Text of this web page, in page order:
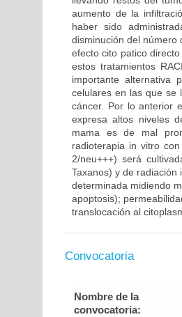
aumento de la
haber sido
disminución del número
efecto cito patico
estos tratamientos
importante alternativa
celulares en las que se
cáncer. Por lo anterior
expresa altos niveles
mama es de mal
radioterapia in vitro
2/neu+++) será
Taxanos) y de
determinada midiendo
apoptosis);
translocación al
Convocatoria
Nombre de la
convocatoria: